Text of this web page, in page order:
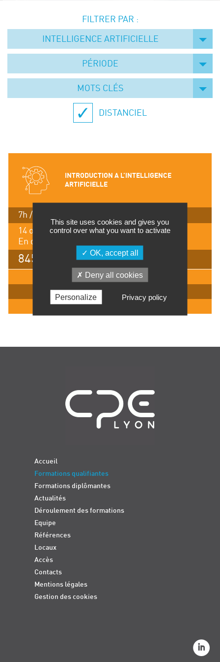
Symposium on Chain Transfer Catalysis for
sustainability – September 15 and 16, 2026
FRENCH-CHINESE CONFERENCE ON GREEN
Contacts
FILTRER PAR :
INTELLIGENCE ARTIFICIELLE
PÉRIODE
MOTS CLÉS
DISTANCIEL
INTRODUCTION A L’INTELLIGENCE
ARTIFICIELLE
7h / 1 jour
14 octobre 2026
En distanciel
845 €
IMPRIMER
INSCRIPTION
EN SAVOIR +
Accueil
Formations qualifiantes
Formations diplômantes
Actualités
Déroulement des formations
Equipe
Références
Locaux
Accès
Contacts
Mentions légales
Gestion des cookies
This site uses cookies and gives you
control over what you want to activate
OK, accept all
Deny all cookies
Personalize Privacy policy